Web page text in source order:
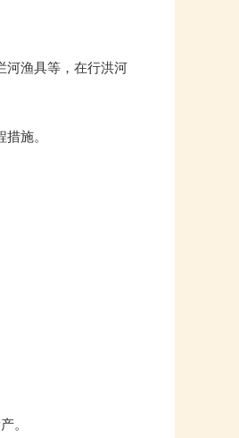
河渔具等，在行洪河
施。
。